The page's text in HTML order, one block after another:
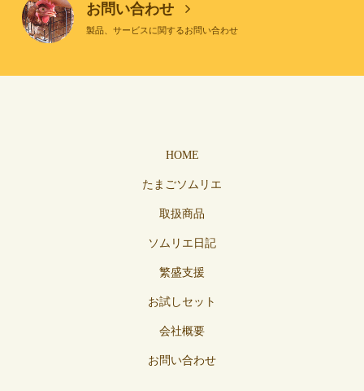
お問い合わせ
製品、サービスに関するお問い合わせ
HOME
たまごソムリエ
取扱商品
ソムリエ日記
繁盛支援
お試しセット
会社概要
お問い合わせ